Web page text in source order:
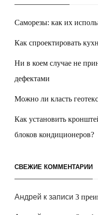
Саморезы: как их
Как спроектировать
Ни в коем случае не
дефектами
Можно ли класть
Как установить
блоков кондиционеров?
СВЕЖИЕ КОММЕНТАРИИ
Андрей к записи 3